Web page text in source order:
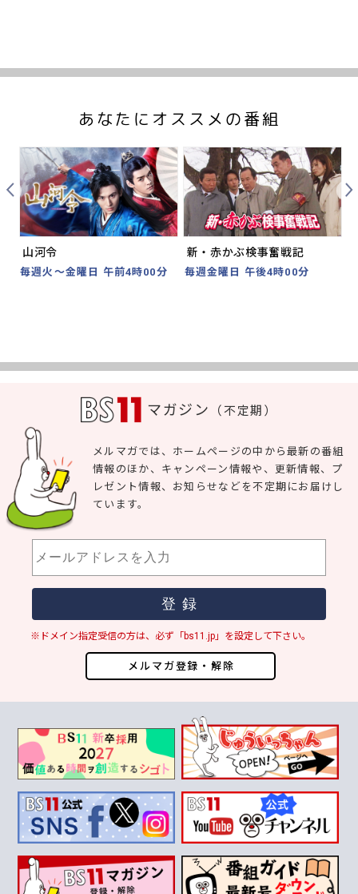
あなたにオススメの番組
山河令
毎週火～金曜日 午前4時00分
新・赤かぶ検事奮戦記
毎週金曜日 午後4時00分
マガジン （不定期）
メルマガ登録・解除
メルマガでは、ホームページの中から最新の番組
情報のほか、キャンペーン情報や、更新情報、プ
レゼント情報、お知らせなどを不定期にお届けし
ています。
※ドメイン指定受信の方は、必ず「bs11.jp」を設定して下さい。